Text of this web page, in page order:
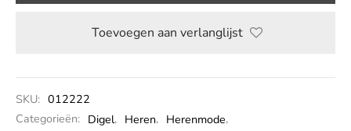
Toevoegen aan verlanglijst
SKU: 012222
Categorieën: Digel, Heren, Herenmode,